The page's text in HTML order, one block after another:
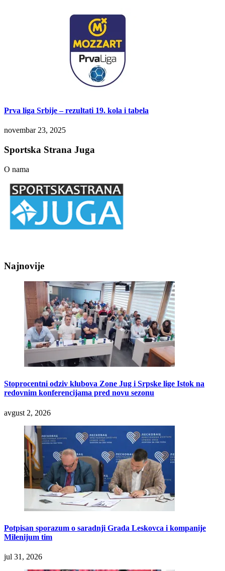
Prva liga Srbije – rezultati 19. kola i tabela
novembar 23, 2025
Sportska Strana Juga
O nama
Najnovije
Stoprocentni odziv klubova Zone Jug i Srpske lige Istok na
redovnim konferencijama pred novu sezonu
avgust 2, 2026
Potpisan sporazum o saradnji Grada Leskovca i kompanije
Milenijum tim
jul 31, 2026